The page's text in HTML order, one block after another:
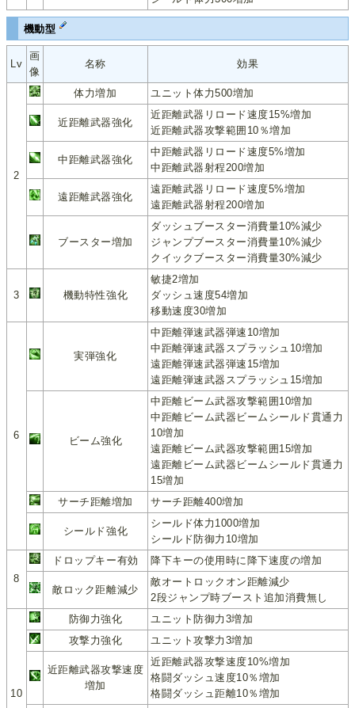
機動型
Lv
画
像
名称 効果
2
体力増加 ユニット体力500増加
近距離武器強化
近距離武器リロード速度15%増加
近距離武器攻撃範囲10％増加
中距離武器強化
中距離武器リロード速度5%増加
中距離武器射程200増加
遠距離武器強化
遠距離武器リロード速度5%増加
遠距離武器射程200増加
ブースター増加
ダッシュブースター消費量10%減少
ジャンプブースター消費量10%減少
クイックブースター消費量30%減少
3 機動特性強化
敏捷2増加
ダッシュ速度54増加
移動速度30増加
6
実弾強化
中距離弾速武器弾速10増加
中距離弾速武器スプラッシュ10増加
遠距離弾速武器弾速15増加
遠距離弾速武器スプラッシュ15増加
ビーム強化
中距離ビーム武器攻撃範囲10増加
中距離ビーム武器ビームシールド貫通力
10増加
遠距離ビーム武器攻撃範囲15増加
遠距離ビーム武器ビームシールド貫通力
15増加
サーチ距離増加
サーチ距離400増加
シールド強化
シールド体力1000増加
シールド防御力10増加
8
ドロップキー有効 降下キーの使用時に降下速度の増加
敵ロック距離減少
敵オートロックオン距離減少
2段ジャンプ時ブースト追加消費無し
10
防御力強化
ユニット防御力3増加
攻撃力強化
ユニット攻撃力3増加
近距離武器攻撃速度
増加
近距離武器攻撃速度10%増加
格闘ダッシュ速度10％増加
格闘ダッシュ距離10％増加